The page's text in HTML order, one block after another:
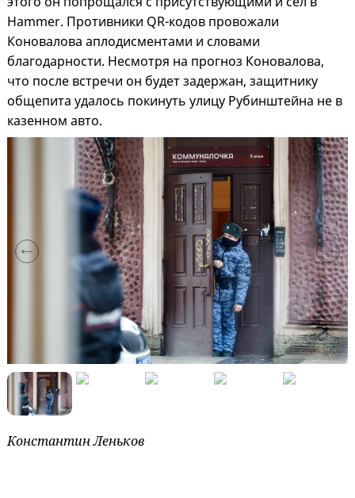
Hammer. Противники QR-кодов провожали
Коновалова аплодисментами и словами
благодарности. Несмотря на прогноз Коновалова,
что после встречи он будет задержан, защитнику
общепита удалось покинуть улицу Рубинштейна не в
казенном авто.
Константин Леньков